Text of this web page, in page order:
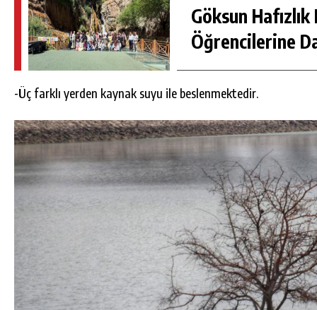
Göksun Hafızlık
Öğrencilerine
-Üç farklı yerden kaynak suyu ile beslenmektedir.